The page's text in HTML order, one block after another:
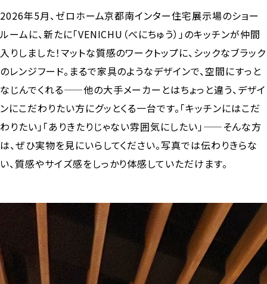
2026年5月、ゼロホーム京都南インター住宅展示場のショー
ルームに、新たに「VENICHU（べにちゅう）」のキッチンが仲間
入りしました！マットな質感のワークトップに、シックなブラック
のレンジフード。まるで家具のようなデザインで、空間にすっと
なじんでくれる——他の大手メーカーとはちょっと違う、デザイ
ンにこだわりたい方にグッとくる一台です。「キッチンにはこだ
わりたい」「ありきたりじゃない雰囲気にしたい」——そんな方
は、ぜひ実物を見にいらしてください。写真では伝わりきらな
い、質感やサイズ感をしっかり体感していただけます。